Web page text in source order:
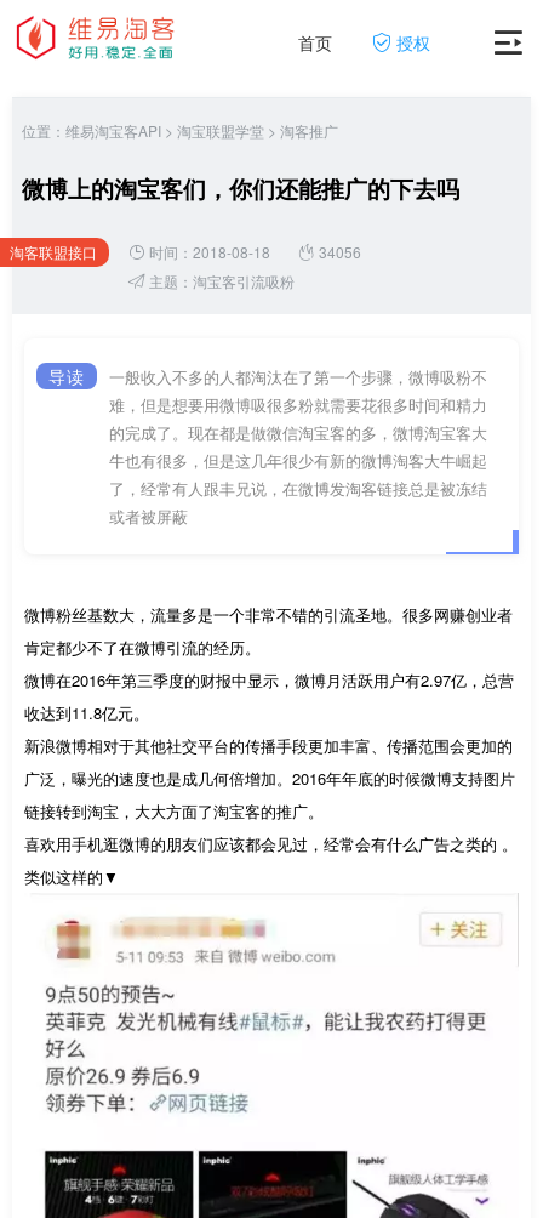
首页 授权
位置： 维易淘宝客API > 淘宝联盟学堂 > 淘客推广
微博上的淘宝客们，你们还能推广的下去吗
淘客联盟接口
时间：2018-08-18
34056
主题： 淘宝客引流吸粉
导读
一般收入不多的人都淘汰在了第一个步骤，微博吸粉不
难，但是想要用微博吸很多粉就需要花很多时间和精力
的完成了。现在都是做微信淘宝客的多，微博淘宝客大
牛也有很多，但是这几年很少有新的微博淘客大牛崛起
了，经常有人跟丰兄说，在微博发淘客链接总是被冻结
或者被屏蔽
微博粉丝基数大，流量多是一个非常不错的引流圣地。很多网赚创业者
肯定都少不了在微博引流的经历。
微博在2016年第三季度的财报中显示，微博月活跃用户有2.97亿，总营
收达到11.8亿元。
新浪微博相对于其他社交平台的传播手段更加丰富、传播范围会更加的
广泛，曝光的速度也是成几何倍增加。2016年年底的时候微博支持图片
链接转到淘宝，大大方面了淘宝客的推广。
喜欢用手机逛微博的朋友们应该都会见过，经常会有什么广告之类的 。
类似这样的▼